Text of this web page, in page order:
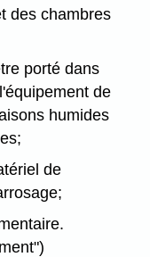
des chambres
porté dans
de
humides
de